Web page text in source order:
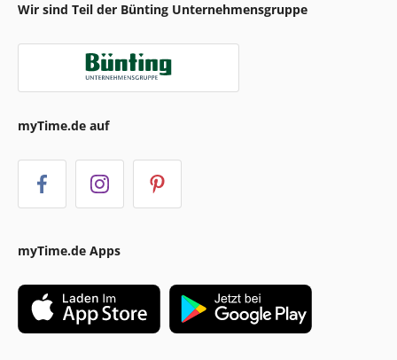
Wir sind Teil der Bünting Unternehmensgruppe
myTime.de auf
myTime.de Apps